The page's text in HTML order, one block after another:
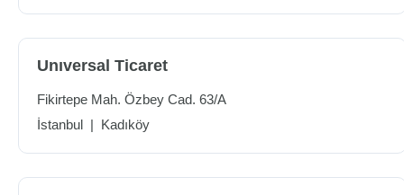
Unıversal Ticaret
Fikirtepe Mah. Özbey Cad. 63/A
İstanbul | Kadıköy